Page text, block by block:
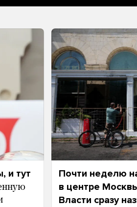
и тут
Почти неделю
в центре
Власти сразу